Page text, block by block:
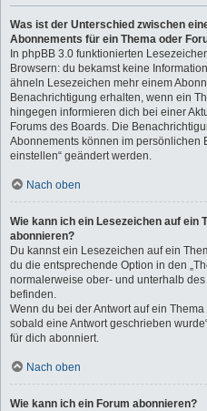
Was ist der Unterschied zwischen
Abonnements für ein Thema oder
In phpBB 3.0 funktionierten
Browsern: du bekamst keine
ähneln Lesezeichen mehr einem
Benachrichtigung erhalten, wenn ein
hingegen informieren dich bei einer
Forums des Boards. Die
Abonnements können im persönlichen
einstellen“ geändert werden.
Nach oben
Wie kann ich ein Lesezeichen auf ein
abonnieren?
Du kannst ein Lesezeichen auf ein
du die entsprechende Option in den
normalerweise ober- und unterhalb
befinden.
Wenn du bei der Antwort auf ein
sobald eine Antwort geschrieben
für dich abonniert.
Nach oben
Wie kann ich ein Forum abonnieren?